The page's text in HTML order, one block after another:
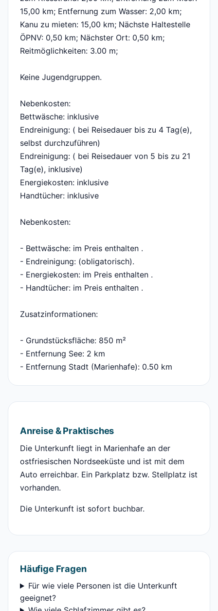
15,00 km; Entfernung zum Wasser: 2,00 km;
Kanu zu mieten: 15,00 km; Nächste Haltestelle
ÖPNV: 0,50 km; Nächster Ort: 0,50 km;
Reitmöglichkeiten: 3.00 m;
Keine Jugendgruppen.
Nebenkosten:
Bettwäsche: inklusive
Endreinigung: ( bei Reisedauer bis zu 4 Tag(e),
selbst durchzuführen)
Endreinigung: ( bei Reisedauer von 5 bis zu 21
Tag(e), inklusive)
Energiekosten: inklusive
Handtücher: inklusive
Nebenkosten:
- Bettwäsche: im Preis enthalten .
- Endreinigung: (obligatorisch).
- Energiekosten: im Preis enthalten .
- Handtücher: im Preis enthalten .
Zusatzinformationen:
- Grundstücksfläche: 850 m²
- Entfernung See: 2 km
- Entfernung Stadt (Marienhafe): 0.50 km
Anreise & Praktisches
Die Unterkunft liegt in Marienhafe an der
ostfriesischen Nordseeküste und ist mit dem
Auto erreichbar. Ein Parkplatz bzw. Stellplatz ist
vorhanden.
Die Unterkunft ist sofort buchbar.
Häufige Fragen
Für wie viele Personen ist die Unterkunft
geeignet?